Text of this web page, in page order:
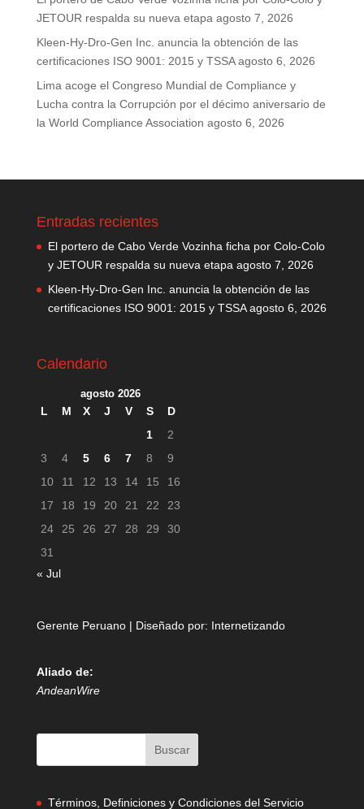
JETOUR respalda su nueva etapa agosto 7, 2026
Kleen-Hy-Dro-Gen Inc. anuncia la obtención de las
certificaciones ISO 9001: 2015 y TSSA agosto 6, 2026
Lima acoge el Congreso Mundial de Compliance y
Lucha contra la Corrupción por el décimo aniversario de
la World Compliance Association agosto 6, 2026
Entradas recientes
El portero de Cabo Verde Vozinha ficha por Colo-Colo
y JETOUR respalda su nueva etapa agosto 7, 2026
Kleen-Hy-Dro-Gen Inc. anuncia la obtención de las
certificaciones ISO 9001: 2015 y TSSA agosto 6, 2026
Calendario
agosto 2026
L M X J V S
D
1
2
3
4 5 6 7 8
9
10
11 12 13 14 15
16
17
18 19 20 21 22
23
24
25 26 27 28 29
30
31
« Jul
Gerente Peruano | Diseñado por: Internetizando
Aliado de:
AndeanWire
Términos, Definiciones y Condiciones del Servicio